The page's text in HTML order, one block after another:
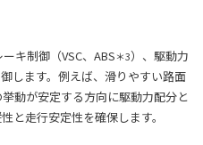
キ制御（VSC、ABS＊3）、駆動力
します。例えば、滑りやすい路面
動が安定する方向に駆動力配分と
と走行安定性を確保します。